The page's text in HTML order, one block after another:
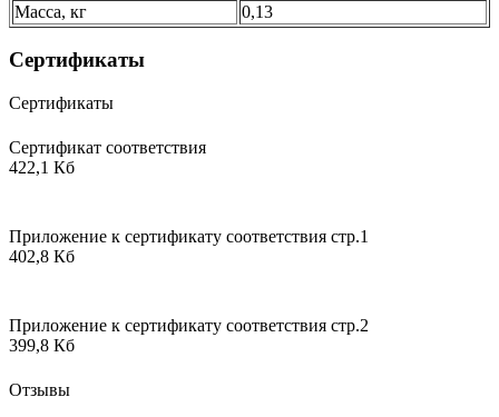
Масса, кг
0,13
Сертификаты
Сертификаты
Сертификат соответствия
422,1 Кб
Приложение к сертификату соответствия стр.1
402,8 Кб
Приложение к сертификату соответствия стр.2
399,8 Кб
Отзывы